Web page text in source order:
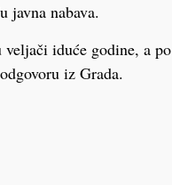
javna nabava.
veljači iduće godine, a po
iz Grada.